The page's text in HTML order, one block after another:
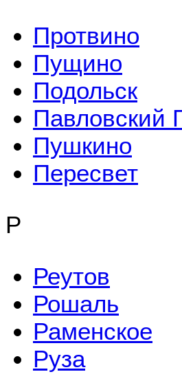
Протвино
Пущино
Подольск
Павловский
Пушкино
Пересвет
Р
Реутов
Рошаль
Раменское
Руза